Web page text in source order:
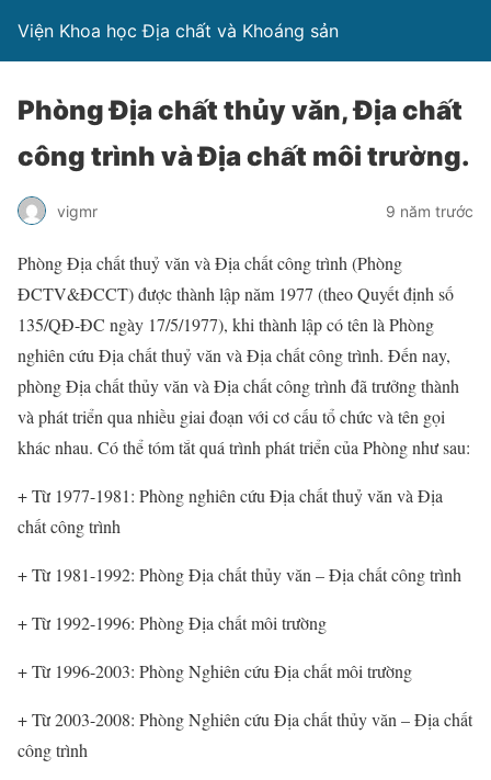
Viện Khoa học Địa chất và Khoáng sản
Phòng Địa chất thủy văn, Địa chất
công trình và Địa chất môi trường.
vigmr 9 năm trước
Phòng Địa chất thuỷ văn và Địa chất công trình (Phòng
ĐCTV&ĐCCT) được thành lập năm 1977 (theo Quyết định số
135/QĐ-ĐC ngày 17/5/1977), khi thành lập có tên là Phòng
nghiên cứu Địa chất thuỷ văn và Địa chất công trình. Đến nay,
phòng Địa chất thủy văn và Địa chất công trình đã trưởng thành
và phát triển qua nhiều giai đoạn với cơ cấu tổ chức và tên gọi
khác nhau. Có thể tóm tắt quá trình phát triển của Phòng như sau:
+ Từ 1977-1981: Phòng nghiên cứu Địa chất thuỷ văn và Địa
chất công trình
+ Từ 1981-1992: Phòng Địa chất thủy văn – Địa chất công trình
+ Từ 1992-1996: Phòng Địa chất môi trường
+ Từ 1996-2003: Phòng Nghiên cứu Địa chất môi trường
+ Từ 2003-2008: Phòng Nghiên cứu Địa chất thủy văn – Địa chất
công trình